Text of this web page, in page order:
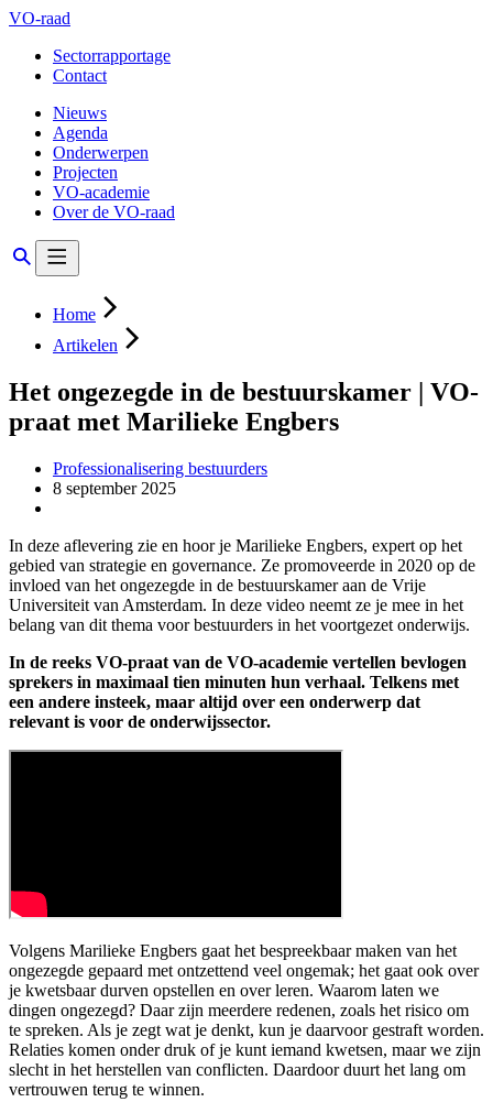
VO-raad
Sectorrapportage
Contact
Nieuws
Agenda
Onderwerpen
Projecten
VO-academie
Over de VO-raad
Home
Artikelen
Het ongezegde in de bestuurskamer | VO-
praat met Marilieke Engbers
Professionalisering bestuurders
8 september 2025
In deze aflevering zie en hoor je Marilieke Engbers, expert op het
gebied van strategie en governance. Ze promoveerde in 2020 op de
invloed van het ongezegde in de bestuurskamer aan de Vrije
Universiteit van Amsterdam. In deze video neemt ze je mee in het
belang van dit thema voor bestuurders in het voortgezet onderwijs.
In de reeks VO-praat van de VO-academie vertellen bevlogen
sprekers in maximaal tien minuten hun verhaal. Telkens met
een andere insteek, maar altijd over een onderwerp dat
relevant is voor de onderwijssector.
Volgens Marilieke Engbers gaat het bespreekbaar maken van het
ongezegde gepaard met ontzettend veel ongemak; het gaat ook over
je kwetsbaar durven opstellen en over leren. Waarom laten we
dingen ongezegd? Daar zijn meerdere redenen, zoals het risico om
te spreken. Als je zegt wat je denkt, kun je daarvoor gestraft worden.
Relaties komen onder druk of je kunt iemand kwetsen, maar we zijn
slecht in het herstellen van conflicten. Daardoor duurt het lang om
vertrouwen terug te winnen.